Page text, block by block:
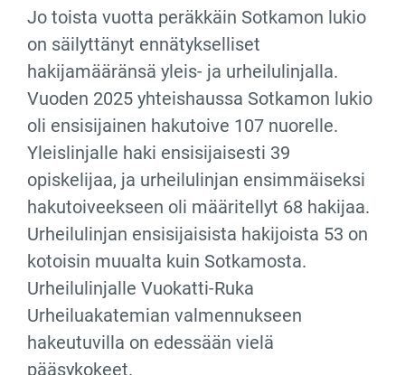
Jo toista vuotta peräkkäin Sotkamon lukio
on säilyttänyt ennätykselliset
hakijamääränsä yleis- ja urheilulinjalla.
Vuoden 2025 yhteishaussa Sotkamon lukio
oli ensisijainen hakutoive 107 nuorelle.
Yleislinjalle haki ensisijaisesti 39
opiskelijaa, ja urheilulinjan ensimmäiseksi
hakutoiveekseen oli määritellyt 68 hakijaa.
Urheilulinjan ensisijaisista hakijoista 53 on
kotoisin muualta kuin Sotkamosta.
Urheilulinjalle Vuokatti-Ruka
Urheiluakatemian valmennukseen
hakeutuvilla on edessään vielä
pääsykokeet.